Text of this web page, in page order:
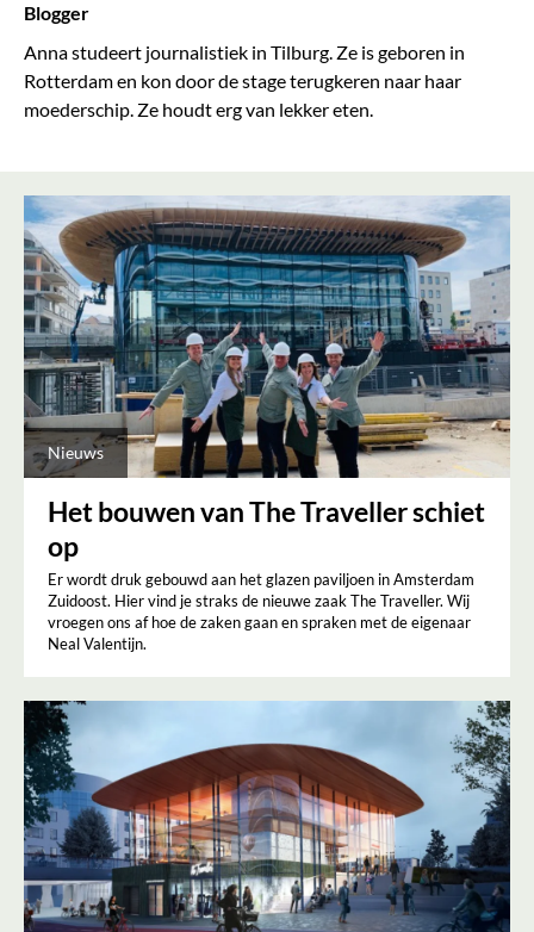
Blogger
Anna studeert journalistiek in Tilburg. Ze is geboren in
Rotterdam en kon door de stage terugkeren naar haar
moederschip. Ze houdt erg van lekker eten.
Nieuws
Het bouwen van The Traveller schiet
op
Er wordt druk gebouwd aan het glazen paviljoen in Amsterdam
Zuidoost. Hier vind je straks de nieuwe zaak The Traveller. Wij
vroegen ons af hoe de zaken gaan en spraken met de eigenaar
Neal Valentijn.